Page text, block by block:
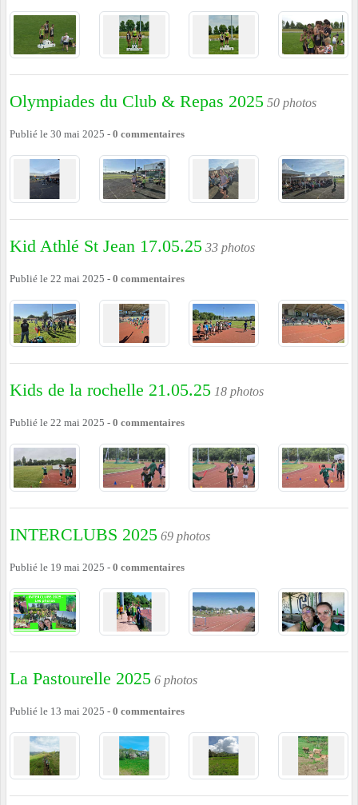
Olympiades du Club & Repas 2025 50 photos
Publié le 30 mai 2025 - 0 commentaires
Kid Athlé St Jean 17.05.25 33 photos
Publié le 22 mai 2025 - 0 commentaires
Kids de la rochelle 21.05.25 18 photos
Publié le 22 mai 2025 - 0 commentaires
INTERCLUBS 2025 69 photos
Publié le 19 mai 2025 - 0 commentaires
La Pastourelle 2025 6 photos
Publié le 13 mai 2025 - 0 commentaires